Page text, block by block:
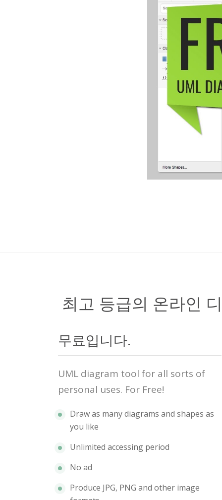
최고 등급의 온라인
무료입니다.
UML diagram tool for all sorts of
personal uses. For Free!
Draw as many diagrams and shapes as
you like
Unlimited accessing period
No ad
Produce JPG, PNG and other image